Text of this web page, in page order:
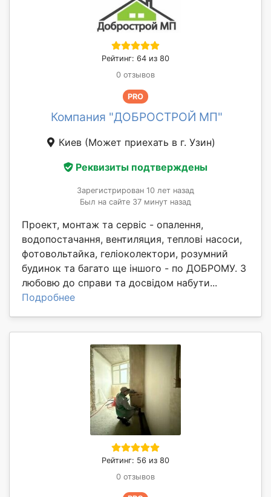
Рейтинг: 64 из 80
0 отзывов
PRO
Компания "ДОБРОСТРОЙ МП"
Киев (Может приехать в г. Узин)
Реквизиты подтверждены
Зарегистрирован 10 лет назад
Был на сайте 37 минут назад
Проект, монтаж та сервіс - опалення,
водопостачання, вентиляция, теплові насоси,
фотовольтайка, геліоколектори, розумний
будинок та багато ще іншого - по ДОБРОМУ. З
любовю до справи та досвідом набути...
Подробнее
Рейтинг: 56 из 80
0 отзывов